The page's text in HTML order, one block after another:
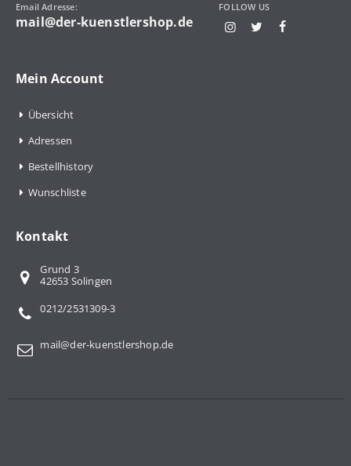
Email Adresse:
mail@der-kuenstlershop.de
FOLLOW US
Mein Account
Übersicht
Adressen
Bestellhistory
Wunschliste
Kontakt
Grund 3
42653 Solingen
0212/2531309-3
mail@der-kuenstlershop.de